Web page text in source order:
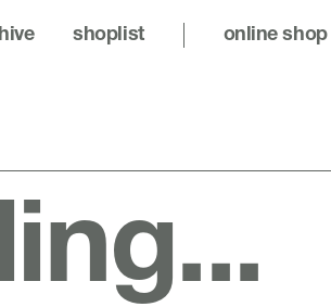
shoplist online shop